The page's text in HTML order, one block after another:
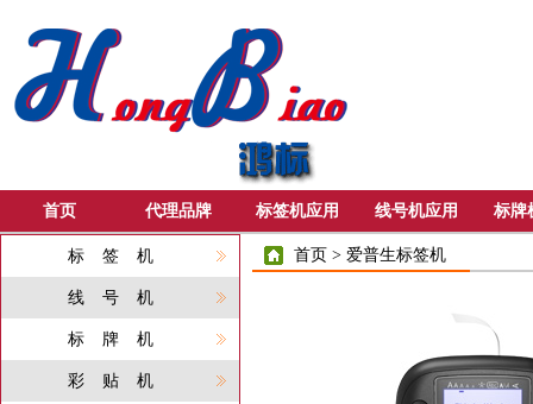
首页 代理品牌 标签机应用 线号机应用 标牌
标签机
线号机
标牌机
彩贴机
首页 > 爱普生标签机